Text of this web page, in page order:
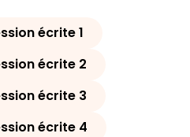
écrite 1
écrite 2
écrite 3
écrite 4